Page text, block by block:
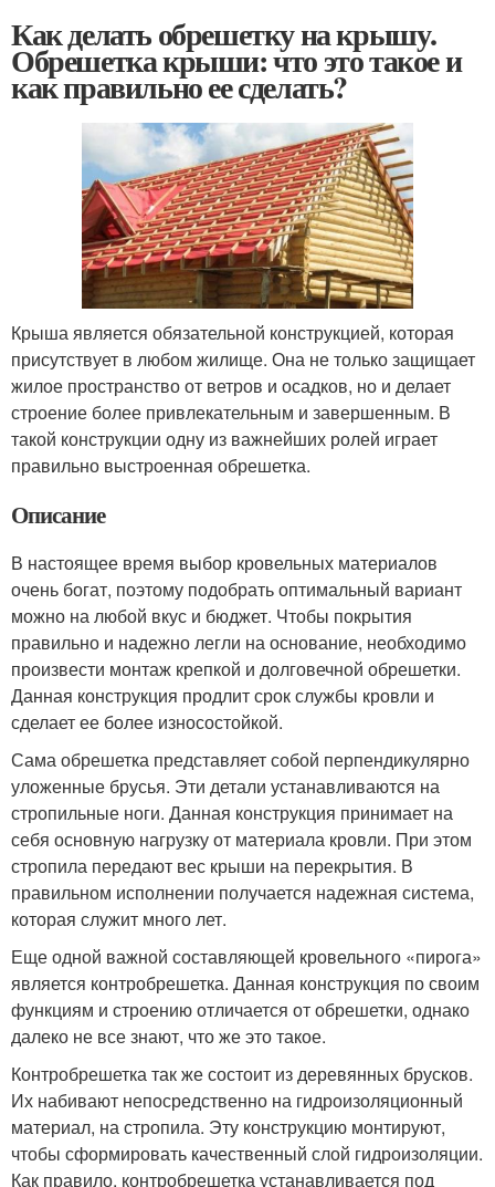
Как делать обрешетку на крышу.
Обрешетка крыши: что это такое и
как правильно ее сделать?
Крыша является обязательной конструкцией, которая
присутствует в любом жилище. Она не только защищает
жилое пространство от ветров и осадков, но и делает
строение более привлекательным и завершенным. В
такой конструкции одну из важнейших ролей играет
правильно выстроенная обрешетка.
Описание
В настоящее время выбор кровельных материалов
очень богат, поэтому подобрать оптимальный вариант
можно на любой вкус и бюджет. Чтобы покрытия
правильно и надежно легли на основание, необходимо
произвести монтаж крепкой и долговечной обрешетки.
Данная конструкция продлит срок службы кровли и
сделает ее более износостойкой.
Сама обрешетка представляет собой перпендикулярно
уложенные брусья. Эти детали устанавливаются на
стропильные ноги. Данная конструкция принимает на
себя основную нагрузку от материала кровли. При этом
стропила передают вес крыши на перекрытия. В
правильном исполнении получается надежная система,
которая служит много лет.
Еще одной важной составляющей кровельного «пирога»
является контробрешетка. Данная конструкция по своим
функциям и строению отличается от обрешетки, однако
далеко не все знают, что же это такое.
Контробрешетка так же состоит из деревянных брусков.
Их набивают непосредственно на гидроизоляционный
материал, на стропила. Эту конструкцию монтируют,
чтобы сформировать качественный слой гидроизоляции.
Как правило, контробрешетка устанавливается под